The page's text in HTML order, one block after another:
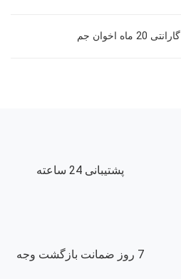
گارانتی 20 ماه اخوان جم
پشتیبانی 24 ساعته
7 روز ضمانت بازگشت وجه